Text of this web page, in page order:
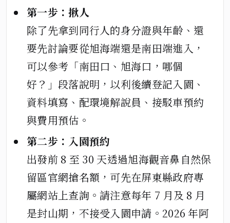
第一步：揪人
除了先拿到同行人的身分證與年齡、還
要先討論要從旭海端還是南田端進入，
可以參考「南田口、旭海口，哪個
好？」段落說明，以利後續登記入園、
資料填寫、配環境解說員、接駁車預約
與費用預估。
第二步：入園預約
出發前 8 至 30 天透過旭海觀音鼻自然保
留區官網搶名額，可先在屏東縣政府專
屬網站上查詢。請注意每年 7 月及 8 月
是封山期，不接受入園申請。2026 年阿